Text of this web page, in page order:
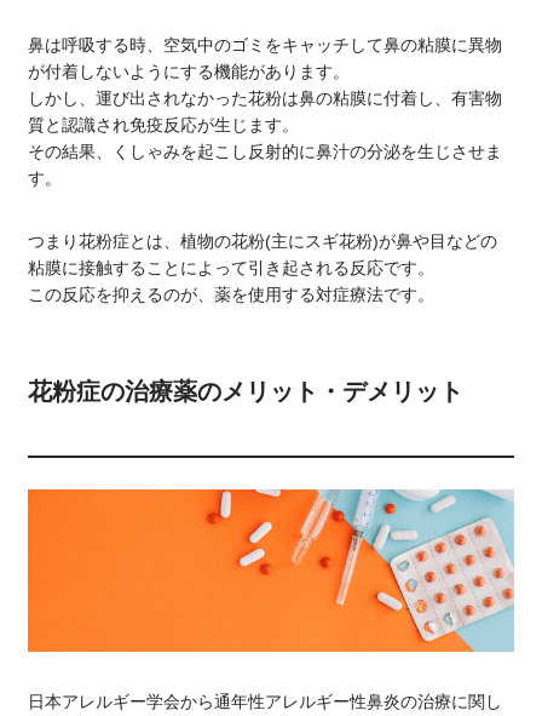
鼻は呼吸する時、空気中のゴミをキャッチして鼻の粘膜に異物
が付着しないようにする機能があります。
しかし、運び出されなかった花粉は鼻の粘膜に付着し、有害物
質と認識され免疫反応が生じます。
その結果、くしゃみを起こし反射的に鼻汁の分泌を生じさせま
す。
つまり花粉症とは、植物の花粉(主にスギ花粉)が鼻や目などの
粘膜に接触することによって引き起される反応です。
この反応を抑えるのが、薬を使用する対症療法です。
花粉症の治療薬のメリット・デメリット
日本アレルギー学会から通年性アレルギー性鼻炎の治療に関し